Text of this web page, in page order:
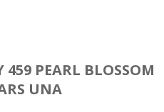
459 PEARL BLOSSOM
UNA